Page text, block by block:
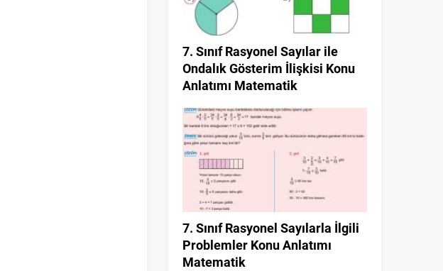
7. Sınıf Rasyonel Sayılar ile
Ondalık Gösterim İlişkisi Konu
Anlatımı Matematik
7. Sınıf Rasyonel Sayılarla İlgili
Problemler Konu Anlatımı
Matematik